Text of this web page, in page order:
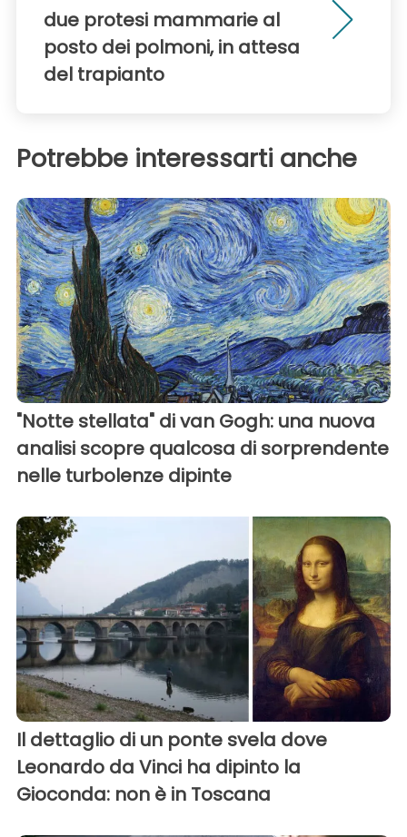
due protesi mammarie al
posto dei polmoni, in attesa
del trapianto
Potrebbe interessarti anche
"Notte stellata" di van Gogh: una nuova
analisi scopre qualcosa di sorprendente
nelle turbolenze dipinte
Il dettaglio di un ponte svela dove
Leonardo da Vinci ha dipinto la
Gioconda: non è in Toscana